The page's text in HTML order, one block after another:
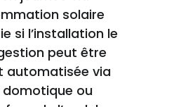
solaire
si l’installation le
peut être
automatisée via
ou